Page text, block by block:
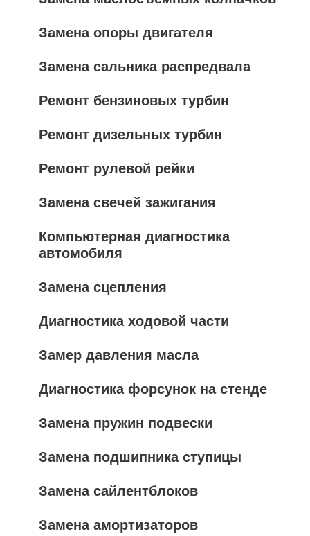
Замена опоры двигателя
Замена сальника распредвала
Ремонт бензиновых турбин
Ремонт дизельных турбин
Ремонт рулевой рейки
Замена свечей зажигания
Компьютерная диагностика
автомобиля
Замена сцепления
Диагностика ходовой части
Замер давления масла
Диагностика форсунок на стенде
Замена пружин подвески
Замена подшипника ступицы
Замена сайлентблоков
Замена амортизаторов